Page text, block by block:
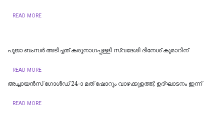
READ MORE
പൂജാ ബംമ്പർ അടിച്ചത് കരുനാഗപ്പള്ളി സ്വദേശി ദിനേശ് കുമാറിന്
READ MORE
അച്ചായൻസ് ഗോൾഡ് 24-ാ മത് ഷോറൂം വാഴക്കുളത്ത്; ഉദ്ഘാടനം ഇന്ന്
READ MORE